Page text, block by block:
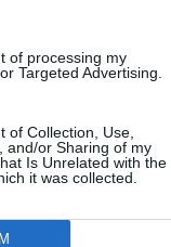
of processing my
Targeted Advertising.
of Collection, Use,
and/or Sharing of my
Is Unrelated with the
it was collected.
reals, en
al davant. A
com la
i les oportunitats
projectes